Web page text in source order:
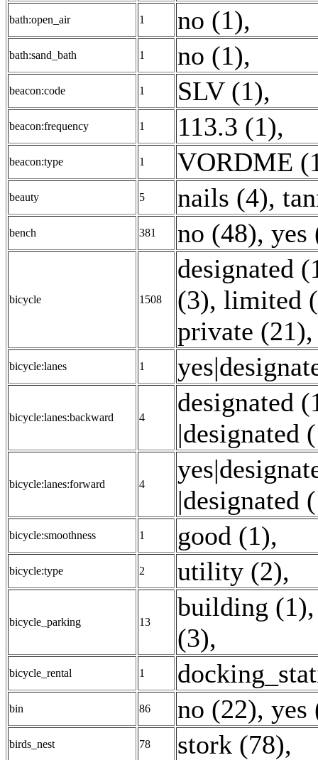
bath:open_air 1 no (1),
bath:sand_bath 1 no (1),
beacon:code 1 SLV (1),
beacon:frequency 1 113.3 (1),
beacon:type 1 VORDME
beauty 5 nails (4),
bench 381 no (48), yes
bicycle 1508
designated
(3), limited
private (21)
bicycle:lanes 1
bicycle:lanes:backward 4
designated
|designated
bicycle:lanes:forward 4
|designated
bicycle:smoothness 1 good (1),
bicycle:type 2 utility (2),
bicycle_parking 13
building (1)
(3),
bicycle_rental 1
bin 86 no (22), yes
birds_nest 78 stork (78),